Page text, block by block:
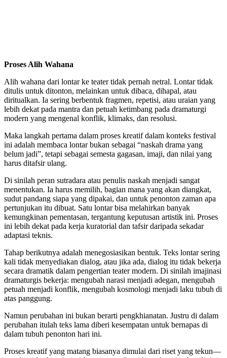
Proses Alih Wahana
Alih wahana dari lontar ke teater tidak pernah netral. Lontar tidak
ditulis untuk ditonton, melainkan untuk dibaca, dihapal, atau
diritualkan. Ia sering berbentuk fragmen, repetisi, atau uraian yang
lebih dekat pada mantra dan petuah ketimbang pada dramaturgi
modern yang mengenal konflik, klimaks, dan resolusi.
Maka langkah pertama dalam proses kreatif dalam konteks festival
ini adalah membaca lontar bukan sebagai “naskah drama yang
belum jadi”, tetapi sebagai semesta gagasan, imaji, dan nilai yang
harus ditafsir ulang.
Di sinilah peran sutradara atau penulis naskah menjadi sangat
menentukan. Ia harus memilih, bagian mana yang akan diangkat,
sudut pandang siapa yang dipakai, dan untuk penonton zaman apa
pertunjukan itu dibuat. Satu lontar bisa melahirkan banyak
kemungkinan pementasan, tergantung keputusan artistik ini. Proses
ini lebih dekat pada kerja kuratorial dan tafsir daripada sekadar
adaptasi teknis.
Tahap berikutnya adalah menegosiasikan bentuk. Teks lontar sering
kali tidak menyediakan dialog, atau jika ada, dialog itu tidak bekerja
secara dramatik dalam pengertian teater modern. Di sinilah imajinasi
dramaturgis bekerja: mengubah narasi menjadi adegan, mengubah
petuah menjadi konflik, mengubah kosmologi menjadi laku tubuh di
atas panggung.
Namun perubahan ini bukan berarti pengkhianatan. Justru di dalam
perubahan itulah teks lama diberi kesempatan untuk bernapas di
dalam tubuh penonton hari ini.
Proses kreatif yang matang biasanya dimulai dari riset yang tekun—